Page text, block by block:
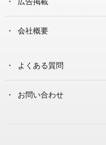
会社概要
よくある質問
お問い合わせ